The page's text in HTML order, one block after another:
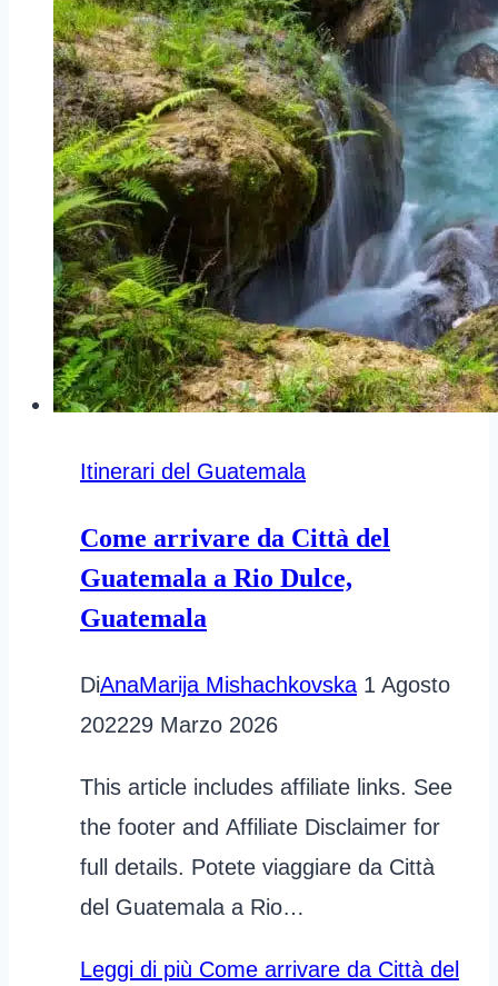
Itinerari del Guatemala
Come arrivare da Città del
Guatemala a Rio Dulce,
Guatemala
DiAnaMarija Mishachkovska 1 Agosto
202229 Marzo 2026
This article includes affiliate links. See
the footer and Affiliate Disclaimer for
full details. Potete viaggiare da Città
del Guatemala a Rio…
Leggi di più Come arrivare da Città del